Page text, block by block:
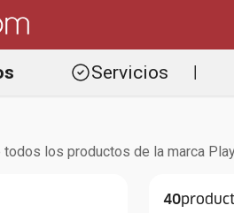
Servicios
todos los productos de la marca
40